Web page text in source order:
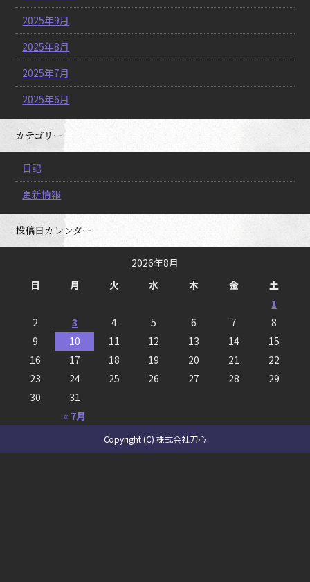
2025年9月
2025年8月
2025年7月
2025年6月
カテゴリー
日記
更新情報
投稿日カレンダー
2026年8月
日
月 火 水 木 金 土
« 7月
1
2
3 4 5 6 7
8
9
10 11 12 13 14
15
16
17 18 19 20 21
22
23
24 25 26 27 28
29
30
31
Copyright (C) 株式会社刀心